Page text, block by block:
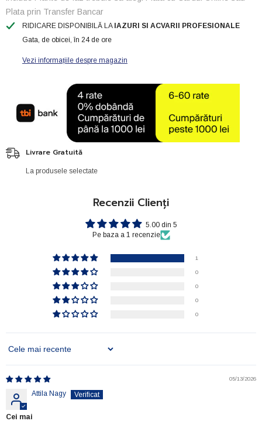
Plata prin Transfer Bancar
RIDICARE DISPONIBILĂ LA IAZURI SI ACVARII PROFESIONALE
Gata, de obicei, în 24 de ore
Vezi informațiile despre magazin
Livrare Gratuită
La produsele selectate
Recenzii Clienți
5.00 din 5
Pe baza a 1 recenzie
1
0
0
0
0
Sort By
05/13/2026
Attila Nagy
Cei mai